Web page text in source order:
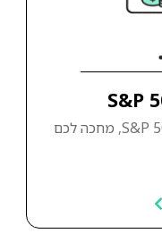
המדריך המלא לאיך להשקיע ב- S&P 500, מחכה לכם